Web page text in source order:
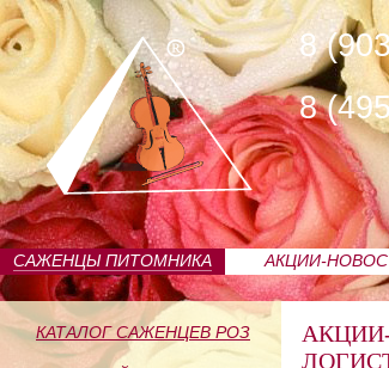
8
8
САЖЕНЦЫ ПИТОМНИКА АКЦИИ-
КАТАЛОГ САЖЕНЦЕВ РОЗ